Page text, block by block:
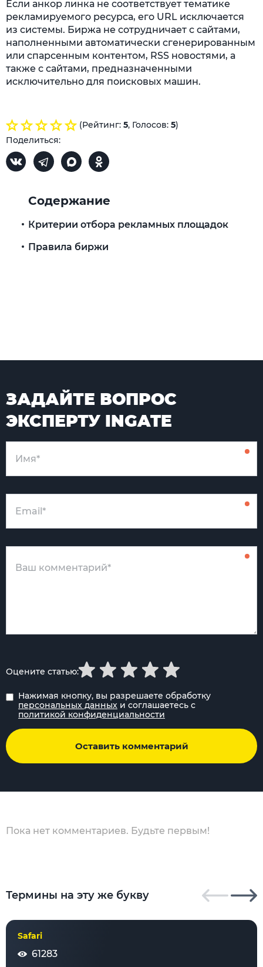
Если анкор линка не соответствует тематике
рекламируемого ресурса, его URL исключается
из системы. Биржа не сотрудничает с сайтами,
наполненными автоматически сгенерированным
или спарсенным контентом, RSS новостями, а
также с сайтами, предназначенными
исключительно для поисковых машин.
(Рейтинг: 5, Голосов: 5)
Поделиться:
Содержание
Критерии отбора рекламных площадок
Правила биржи
ЗАДАЙТЕ ВОПРОС
ЭКСПЕРТУ INGATE
Нажимая кнопку, вы разрешаете обработку
персональных данных и соглашаетесь с
политикой конфиденциальности
Оставить комментарий
Оцените статью:
Пока нет комментариев. Будьте первым!
Термины на эту же букву
Safari
61283